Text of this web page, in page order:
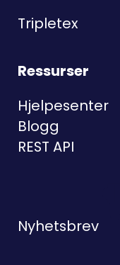
Tripletex
Ressurser
Hjelpesenter
Blogg
REST API
Nyhetsbrev